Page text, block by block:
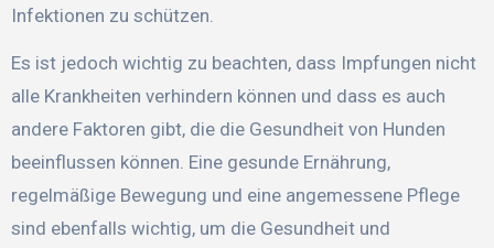
Infektionen zu schützen.
Es ist jedoch wichtig zu beachten, dass Impfungen nicht
alle Krankheiten verhindern können und dass es auch
andere Faktoren gibt, die die Gesundheit von Hunden
beeinflussen können. Eine gesunde Ernährung,
regelmäßige Bewegung und eine angemessene Pflege
sind ebenfalls wichtig, um die Gesundheit und